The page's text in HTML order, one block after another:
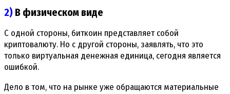
2) В физическом виде
С одной стороны, биткоин представляет собой
криптовалюту. Но с другой стороны, заявлять, что это
только виртуальная денежная единица, сегодня является
ошибкой.
Дело в том, что на рынке уже обращаются материальные